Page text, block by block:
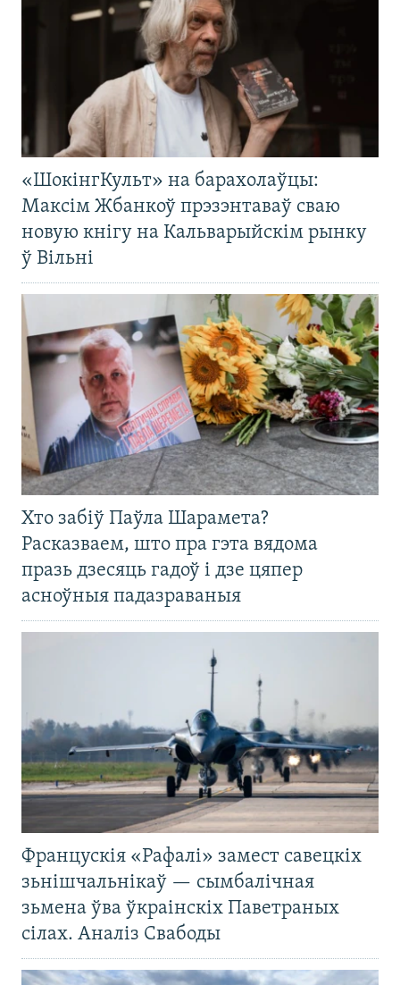
«ШокінгКульт» на барахолаўцы:
Максім Жбанкоў прэзэнтаваў сваю
новую кнігу на Кальварыйскім рынку
ў Вільні
Хто забіў Паўла Шарамета?
Расказваем, што пра гэта вядома
празь дзесяць гадоў і дзе цяпер
асноўныя падазраваныя
Францускія «Рафалі» замест савецкіх
зьнішчальнікаў — сымбалічная
зьмена ўва ўкраінскіх Паветраных
сілах. Аналіз Свабоды